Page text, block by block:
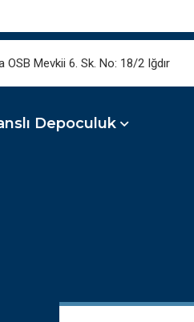
OSB Mevkii 6. Sk. No: 18/2 Iğdır
Depoculuk